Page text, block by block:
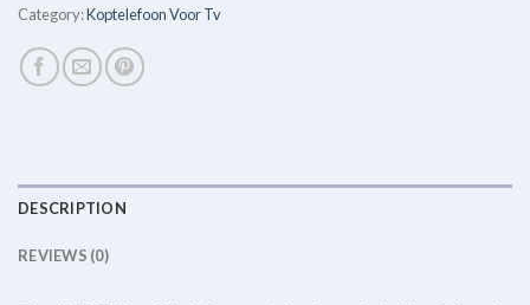
Category:Koptelefoon Voor Tv
DESCRIPTION
REVIEWS (0)